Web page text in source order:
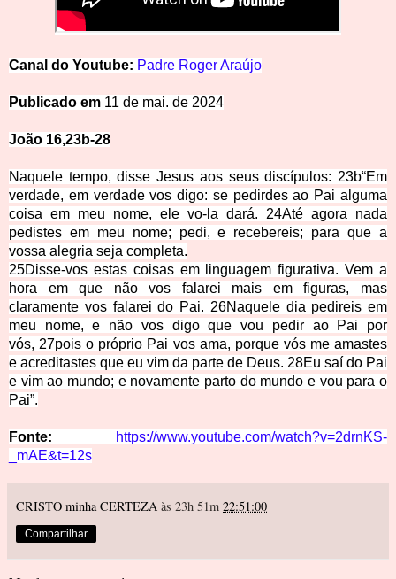
Canal do Youtu be: Padre Roger Araújo
Publicado em 11 de mai. de 2024
João 16,23b-28
Naquele tempo, disse Jesus aos seus discípulos: 23b“Em
verdade, em verdade vos digo: se pedirdes ao Pai alguma
coisa em meu nome, ele vo-la dará. 24Até agora nada
pedistes em meu nome; pedi, e recebereis; para que a
vossa alegria seja completa.
25Disse-vos estas coisas em linguagem figurativa. Vem a
hora em que não vos falarei mais em figuras, mas
claramente vos falarei do Pai. 26Naquele dia pedireis em
meu nome, e não vos digo que vou pedir ao Pai por
vós, 27pois o próprio Pai vos ama, porque vós me amastes
e acreditastes que eu vim da parte de Deus. 28Eu saí do Pai
e vim ao mundo; e novamente parto do mundo e vou para o
Pai”.
Fonte:
https://www.youtube.com/watch?v=2drnKS-
_mAE&t=12s
CRISTO minha CERTEZA às 23h 51m 22:51:00
Compartilhar